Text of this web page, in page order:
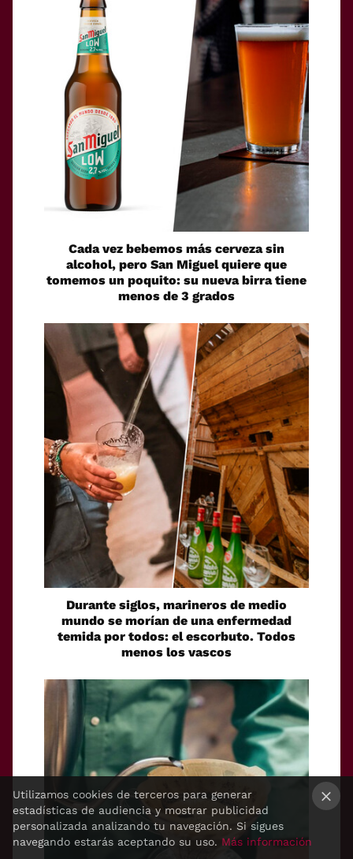
Cada vez bebemos más cerveza sin
alcohol, pero San Miguel quiere que
tomemos un poquito: su nueva birra tiene
menos de 3 grados
Durante siglos, marineros de medio
mundo se morían de una enfermedad
temida por todos: el escorbuto. Todos
menos los vascos
Utilizamos cookies de terceros para generar
estadísticas de audiencia y mostrar publicidad
personalizada analizando tu navegación. Si sigues
navegando estarás aceptando su uso. Más información